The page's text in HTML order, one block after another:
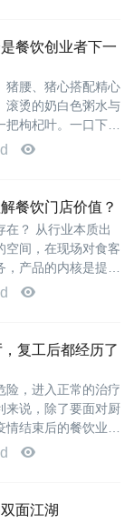
川
锅
底
料
餐饮创业者下一
猪腰、猪心搭配精心
滚烫的奶白色粥水与
把枸杞叶。一口下
不忍不住一...
餐饮门店价值？
在？ 从行业本质出
空间，在现场对食客
产品的内核是提供
（场）是餐饮...
复工后都经历了
险，进入正常的治疗
来说，除了要面对厨
结束后的餐饮业市
意味着无法...
面江湖